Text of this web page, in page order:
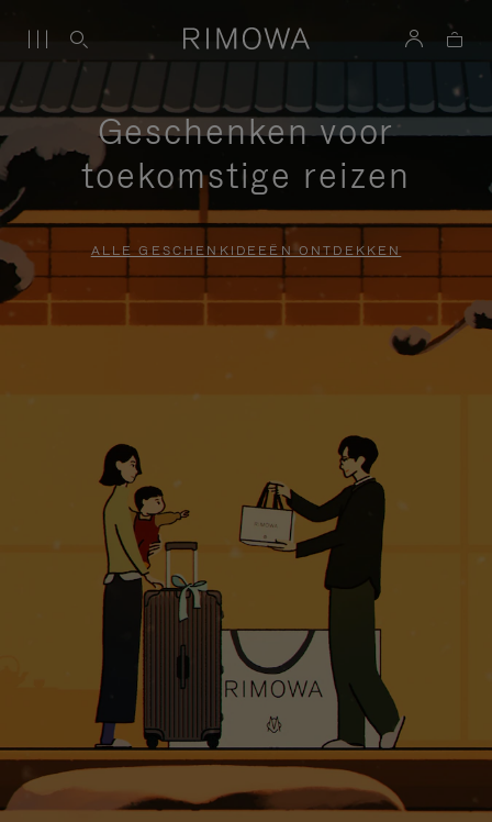
Geschenken voor
toekomstige reizen
ALLE GESCHENKIDEEËN ONTDEKKEN